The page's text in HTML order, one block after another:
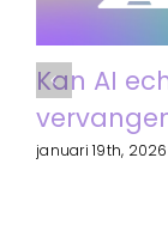
Kan AI
januari 19th, 2026